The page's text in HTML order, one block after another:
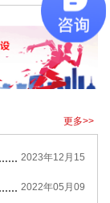
更多>>
2023年12月15
2022年05月09